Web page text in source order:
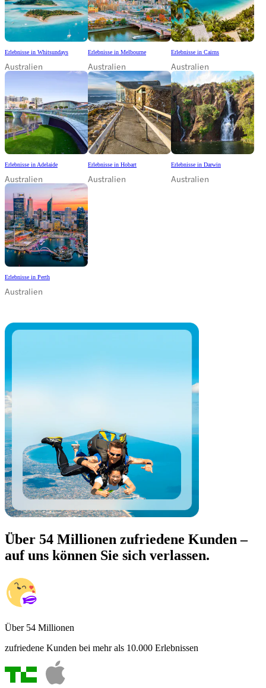
Erlebnisse in Whitsundays
Australien
Erlebnisse in Melbourne
Australien
Erlebnisse in Cairns
Australien
Erlebnisse in Adelaide
Australien
Erlebnisse in Hobart
Australien
Erlebnisse in Darwin
Australien
Erlebnisse in Perth
Australien
Über 54 Millionen zufriedene Kunden –
auf uns können Sie sich verlassen.
Über 54 Millionen
zufriedene Kunden bei mehr als 10.000 Erlebnissen